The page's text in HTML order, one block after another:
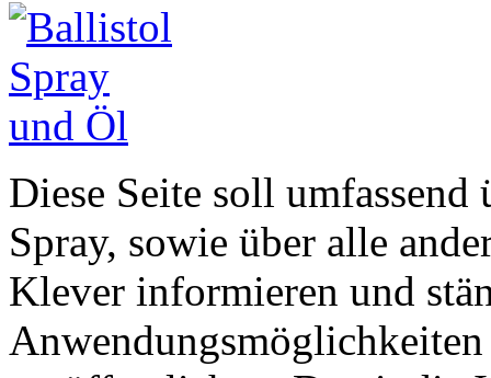
Diese Seite soll
Spray, sowie über alle
Klever informieren und